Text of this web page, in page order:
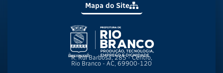
Mapa do Site
R. Rui Barbosa, 285 - Centro,
Rio Branco - AC, 69900-120